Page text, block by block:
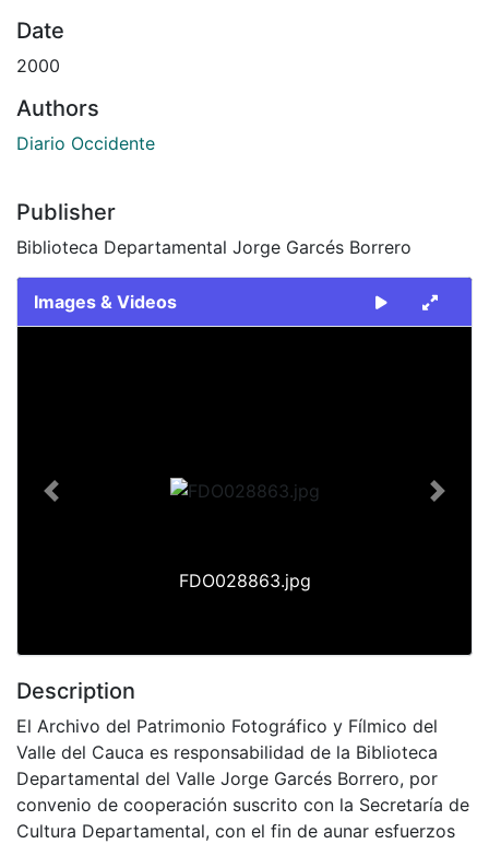
Date
2000
Authors
Diario Occidente
Publisher
Biblioteca Departamental Jorge Garcés Borrero
Images & Videos
FDO028863.jpg
Previous Next
Description
El Archivo del Patrimonio Fotográfico y Fílmico del
Valle del Cauca es responsabilidad de la Biblioteca
Departamental del Valle Jorge Garcés Borrero, por
convenio de cooperación suscrito con la Secretaría de
Cultura Departamental, con el fin de aunar esfuerzos